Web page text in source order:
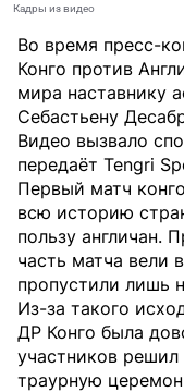
Кадры из видео
Во время пресс-
Конго против
мира наставнику
Себастьену
Видео вызвало
передаёт Tengri
Первый матч
всю историю
пользу англичан.
часть матча вели
пропустили лишь
Из-за такого
ДР Конго была
участников решил
траурную